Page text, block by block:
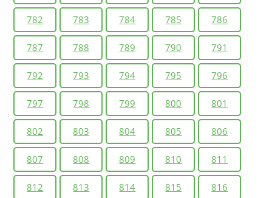
782 783 784 785 786
787 788 789 790 791
792 793 794 795 796
797 798 799 800 801
802 803 804 805 806
807 808 809 810 811
812 813 814 815 816